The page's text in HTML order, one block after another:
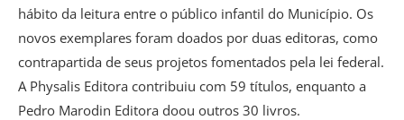
hábito da leitura entre o público infantil do Município. Os
novos exemplares foram doados por duas editoras, como
contrapartida de seus projetos fomentados pela lei federal.
A Physalis Editora contribuiu com 59 títulos, enquanto a
Pedro Marodin Editora doou outros 30 livros.